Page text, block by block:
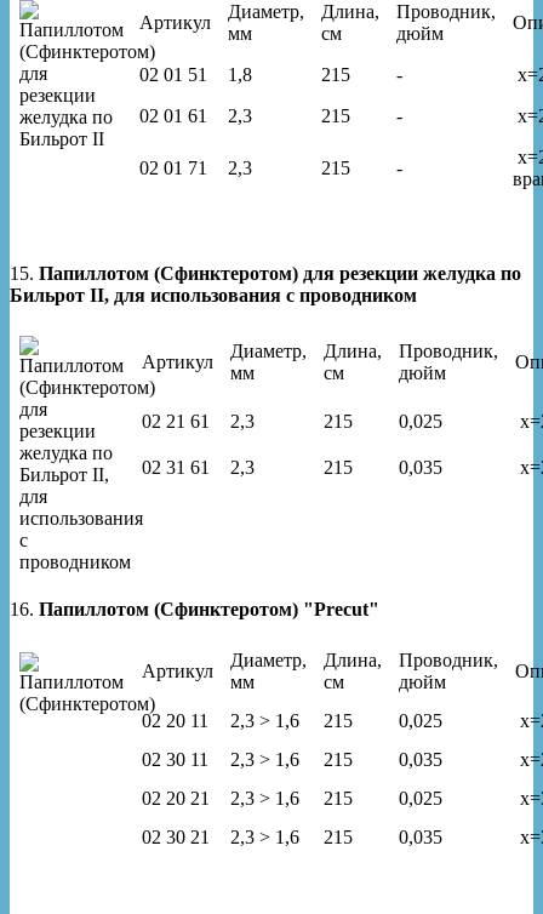
Артикул
Диаметр,
мм
Длина,
см
Проводник,
дюйм
02 01 51 1,8 215 -
02 01 61
2,3 215 -
02 01 71 2,3 215 -
15. Папиллотом (Сфинктеротом) для резекции желудка по
Бильрот II, для использования с проводником
Артикул
Диаметр,
мм
Длина,
см
Проводник,
дюйм
02 21 61 2,3 215 0,025
02 31 61 2,3 215 0,035
16. Папиллотом (Сфинктеротом) "Precut"
Артикул
Диаметр,
мм
Длина,
см
Проводник,
дюйм
02 20 11 2,3 > 1,6 215 0,025
02 30 11
2,3 > 1,6 215 0,035
02 20 21
2,3 > 1,6 215 0,025
02 30 21
2,3 > 1,6 215 0,035